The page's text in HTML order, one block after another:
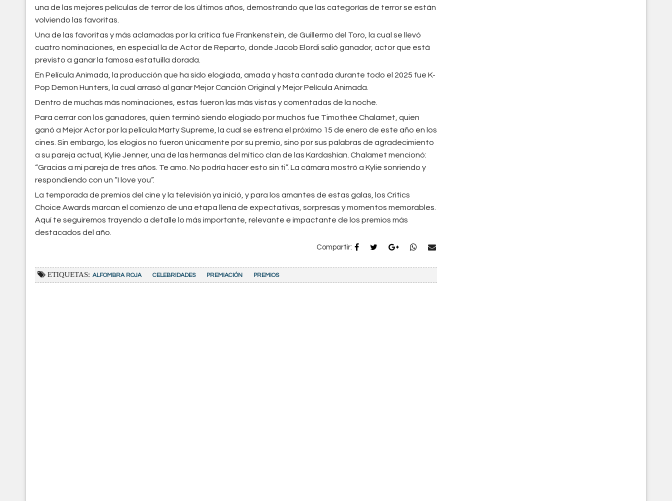
una de las mejores películas de terror de los últimos años, demostrando que las categorías de terror se están
volviendo las favoritas.
Una de las favoritas y más aclamadas por la crítica fue Frankenstein, de Guillermo del Toro, la cual se llevó
cuatro nominaciones, en especial la de Actor de Reparto, donde Jacob Elordi salió ganador, actor que está
previsto a ganar la famosa estatuilla dorada.
En Película Animada, la producción que ha sido elogiada, amada y hasta cantada durante todo el 2025 fue K-
Pop Demon Hunters, la cual arrasó al ganar Mejor Canción Original y Mejor Película Animada.
Dentro de muchas más nominaciones, estas fueron las más vistas y comentadas de la noche.
Para cerrar con los ganadores, quien terminó siendo elogiado por muchos fue Timothée Chalamet, quien
ganó a Mejor Actor por la película Marty Supreme, la cual se estrena el próximo 15 de enero de este año en los
cines. Sin embargo, los elogios no fueron únicamente por su premio, sino por sus palabras de agradecimiento
a su pareja actual, Kylie Jenner, una de las hermanas del mítico clan de las Kardashian. Chalamet mencionó:
“Gracias a mi pareja de tres años. Te amo. No podría hacer esto sin ti”. La cámara mostró a Kylie sonriendo y
respondiendo con un “I love you”.
La temporada de premios del cine y la televisión ya inició, y para los amantes de estas galas, los Critics
Choice Awards marcan el comienzo de una etapa llena de expectativas, sorpresas y momentos memorables.
Aquí te seguiremos trayendo a detalle lo más importante, relevante e impactante de los premios más
destacados del año.
Compartir:
ETIQUETAS: ALFOMBRA ROJA CELEBRIDADES PREMIACIÓN PREMIOS